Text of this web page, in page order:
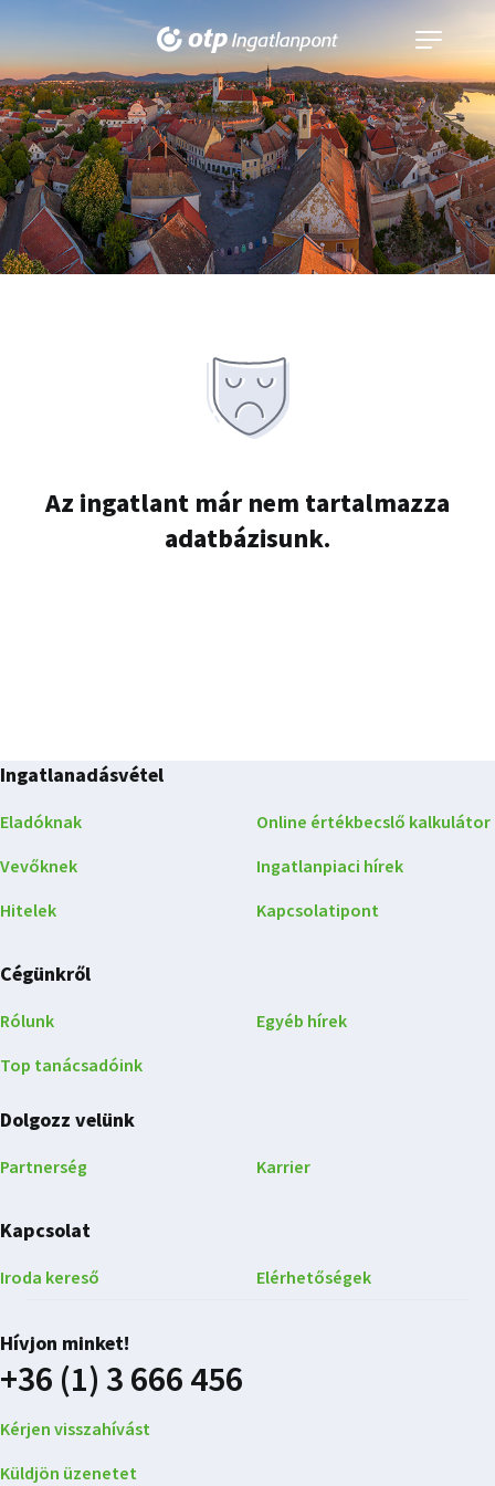
Navigáció
kinyitása
Az ingatlant már nem tartalmazza
adatbázisunk.
Ingatlanadásvétel
Eladóknak
Vevőknek
Hitelek
Online értékbecslő kalkulátor
Ingatlanpiaci hírek
Kapcsolatipont
Cégünkről
Rólunk
Top tanácsadóink
Egyéb hírek
Dolgozz velünk
Partnerség Karrier
Kapcsolat
Iroda kereső Elérhetőségek
Hívjon minket!
+36 (1) 3 666 456
Kérjen visszahívást
Küldjön üzenetet